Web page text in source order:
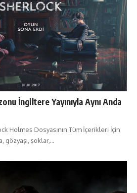
İngiltere Yayınıyla Aynı Anda
Holmes Dosyasının Tüm İçerikleri İçin
gözyaşı, şoklar,…